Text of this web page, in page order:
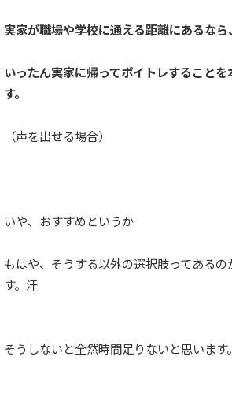
実家が職場や学校に通える距離にあるなら、
いったん実家に帰ってボイトレすること
す。
（声を出せる場合）
いや、おすすめというか
もはや、そうする以外の選択肢ってあるの
す。汗
そうしないと全然時間足りないと思います。